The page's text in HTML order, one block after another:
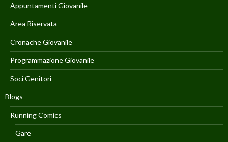
Appuntamenti Giovanile
Area Riservata
Cronache Giovanile
Programmazione Giovanile
Soci Genitori
Blogs
Running Comics
Gare